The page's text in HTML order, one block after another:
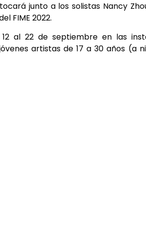
junto a los solistas Nancy
FIME 2022.
al 22 de septiembre en las
artistas de 17 a 30 años (a